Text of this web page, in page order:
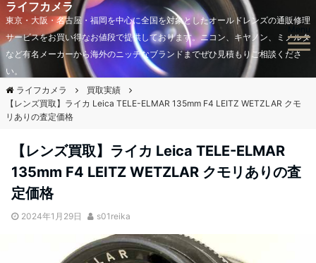
ライフカメラ
東京・大阪・名古屋・福岡を中心に全国を対象としたオールドレンズの通販修理
サービスをお買い得なお値段で提供しております。ニコン、キヤノン、ミノルタ
など有名メーカーから海外のニッチなブランドまでぜひ見積もりご相談くださ
い。
ライフカメラ
買取実績
【レンズ買取】ライカ Leica TELE-ELMAR 135mm F4 LEITZ WETZLAR クモ
リありの査定価格
【レンズ買取】ライカ Leica TELE-ELMAR
135mm F4 LEITZ WETZLAR クモリありの査
定価格
2024年1月29日 s01reika